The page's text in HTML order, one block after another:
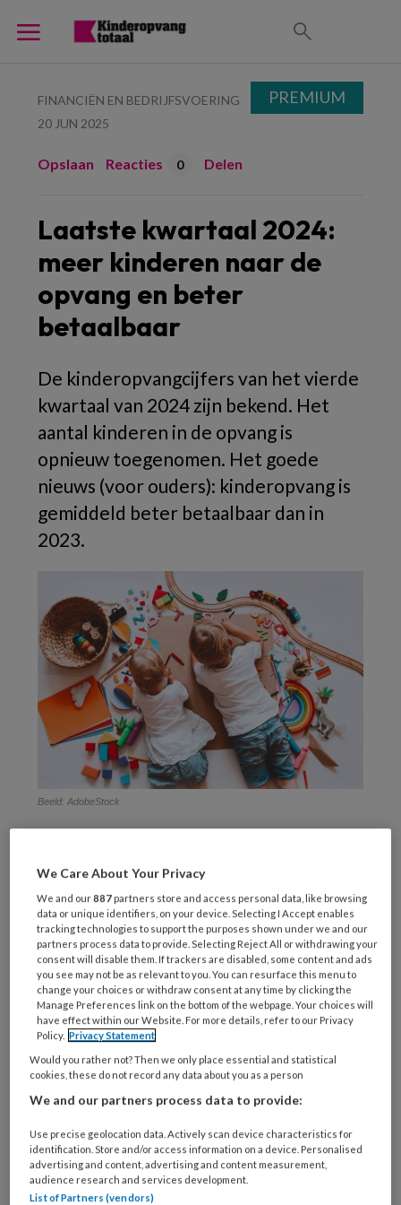
FINANCIËN EN BEDRIJFSVOERING
20 JUN 2025
Opslaan Reacties 0 Delen
Laatste kwartaal 2024:
meer kinderen naar de
opvang en beter
betaalbaar
De kinderopvangcijfers van het vierde
kwartaal van 2024 zijn bekend. Het
aantal kinderen in de opvang is
opnieuw toegenomen. Het goede
nieuws (voor ouders): kinderopvang is
gemiddeld beter betaalbaar dan in
2023.
Beeld: AdobeStock
In
REGISTREREN
Wil je dit artikel lezen?
Maak gratis een account aan en lees 2
artikelen gratis per maand
Al een account of abonnement?Log dan in
is
je
e-
Kies
PREMIUM
We Care About Your Privacy
We and our887 partners store and access personal data, like browsing
data or unique identifiers, on your device. Selecting I Accept enables
tracking technologies to support the purposes shown under we and our
partners process data to provide. Selecting Reject All or withdrawing your
consent will disable them. If trackers are disabled, some content and ads
you see may not be as relevant to you. You can resurface this menu to
change your choices or withdraw consent at any time by clicking the
Manage Preferences link on the bottom of the webpage. Your choices will
have effect within our Website. For more details, refer to our Privacy
Policy. Privacy Statement
Would you rather not? Then we only place essential and statistical
cookies, these do not record any data about you as a person
We and our partners process data to provide:
Use precise geolocation data. Actively scan device characteristics for
identification. Store and/or access information on a device. Personalised
advertising and content, advertising and content measurement,
audience research and services development.
List of Partners (vendors)